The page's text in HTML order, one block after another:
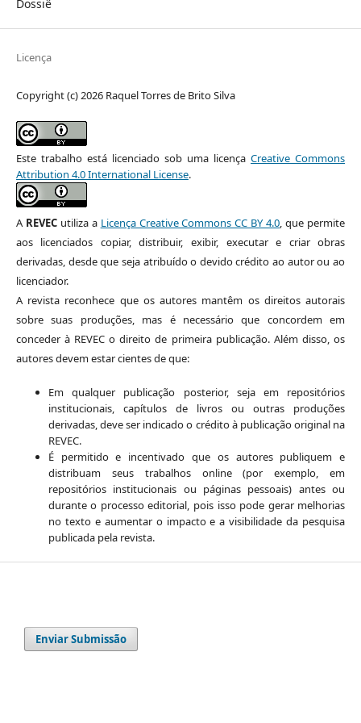
Dossiê
Licença
Copyright (c) 2026 Raquel Torres de Brito Silva
Este trabalho está licenciado sob uma licençaCreative Commons
Attribution 4.0 International License.
A REVECutiliza a Licença Creative Commons CC BY 4.0, que permite
aos licenciados copiar, distribuir, exibir, executar e criar obras
derivadas, desde que seja atribuído o devido crédito ao autor ou ao
licenciador.
A revista reconhece que os autores mantêm os direitos autorais
sobre suas produções, mas é necessário que concordem em
conceder à REVEC o direito de primeira publicação. Além disso, os
autores devem estar cientes de que:
Em qualquer publicação posterior, seja em repositórios
institucionais, capítulos de livros ou outras produções
derivadas, deve ser indicado o crédito à publicação original na
REVEC.
É permitido e incentivado que os autores publiquem e
distribuam seus trabalhos online (por exemplo, em
repositórios institucionais ou páginas pessoais) antes ou
durante o processo editorial, pois isso pode gerar melhorias
no texto e aumentar o impacto e a visibilidade da pesquisa
publicada pela revista.
Enviar Submissão